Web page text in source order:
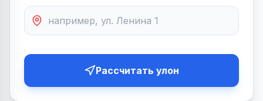
Рассчитать улон